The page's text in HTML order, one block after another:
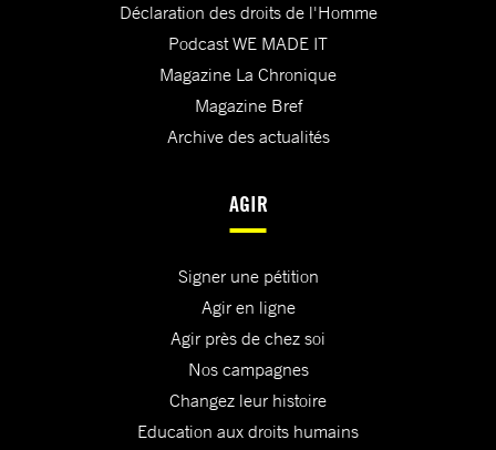
Déclaration des droits de l'Homme
Podcast WE MADE IT
Magazine La Chronique
Magazine Bref
Archive des actualités
AGIR
Signer une pétition
Agir en ligne
Agir près de chez soi
Nos campagnes
Changez leur histoire
Education aux droits humains